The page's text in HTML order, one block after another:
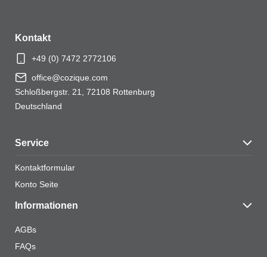
Kontakt
+49 (0) 7472 2772106
office@cozique.com
Schloßbergstr. 21, 72108 Rottenburg
Deutschland
Service
Kontaktformular
Konto Seite
Informationen
AGBs
FAQs